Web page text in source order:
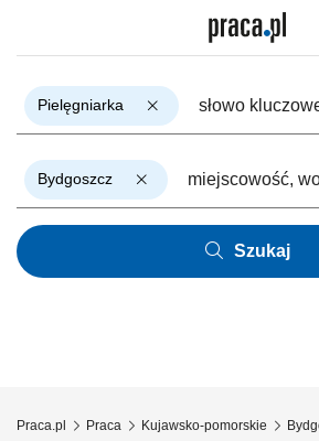
Pielęgniarka
Bydgoszcz
Szukaj
Praca.pl Praca Kujawsko-pomorskie